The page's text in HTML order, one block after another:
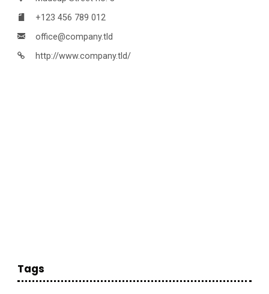
+123 456 789 012
office@company.tld
http://www.company.tld/
Tags